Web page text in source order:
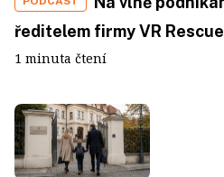
ředitelem firmy VR Rescue
1 minuta čtení